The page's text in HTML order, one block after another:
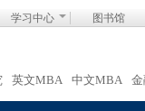
学习中心 图书馆
英文MBA 中文MBA